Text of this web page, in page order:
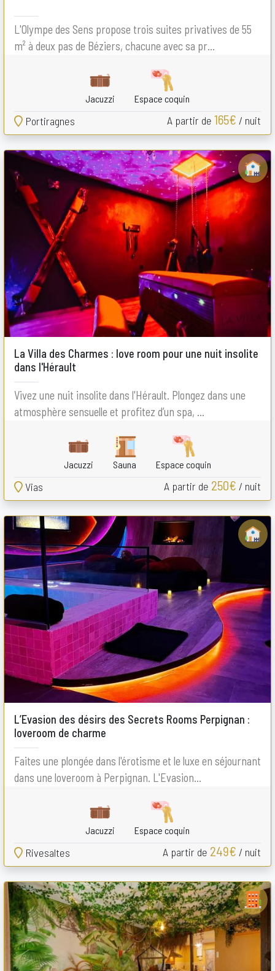
L'Olympe des Sens propose trois suites privatives de 55
m² à deux pas de Béziers, chacune avec sa pr...
Jacuzzi Espace coquin
Portiragnes A partir de 165€ / nuit
La Villa des Charmes : love room pour une nuit insolite
dans l'Hérault
Vivez une nuit insolite dans l'Hérault. Plongez dans une
atmosphère sensuelle et profitez d’un spa, ...
Jacuzzi Sauna Espace coquin
Vias A partir de 250€ / nuit
L’Evasion des désirs des Secrets Rooms Perpignan :
loveroom de charme
Faites une plongée dans l'érotisme et le luxe en séjournant
dans une loveroom à Perpignan. L'Evasion...
Jacuzzi Espace coquin
Rivesaltes A partir de 249€ / nuit